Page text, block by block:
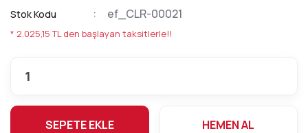
Stok Kodu ef_CLR-00021
* 2.025,15 TL den başlayan taksitlerle!!
SEPETE EKLE HEMEN AL